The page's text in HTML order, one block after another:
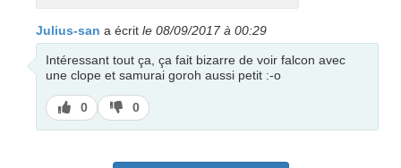
Julius-san a écrit le 08/09/2017 à 00:29
Intéressant tout ça, ça fait bizarre de voir falcon avec
une clope et samurai goroh aussi petit :-o
J’aime
0
J’aime
pas
0